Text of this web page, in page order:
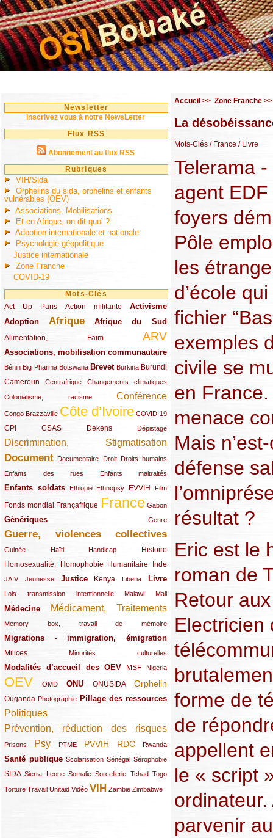
Newsletter
Inscrivez vous à notre NewsLetter
Flux RSS
Abonnement au flux RSS
Rubriques
VIH/Sida
Orphelins du sida, orphelins et enfants
vulnérables (OEV)
Associations, Mobilisations
Et en Afrique, on dit quoi ?
Adoption internationale et nationale
Psychologie géopolitique
Justice internationale
Zone Franche
COVID-19
Mots-Clés
Act Up Paris
(49/289) Action militante
(32/289) Activisme
(73/289)
Adoption
(82/289) Afrique
(161/289) Afrique du Sud
(73/289)
Alimentation, Faim
(48/289) ARV
(203/289)
Associations, mobilisation communautaire
(65/289)
Bénin
(13/289)Big Pharma
(16/289) Botswana
(9/289) Brevet
(83/289) Burkina
(18/289) Burundi
(30/289)
Cameroun
(47/289) Centrafrique
(23/289) Changements climatiques
(10/289)
Colonialisme, racisme
(19/289) Conférence
(118/289)
Congo Brazzaville
(24/289) Côte d’Ivoire
(263/289) COVID-19
(13/289)
CPI
(48/289) CSAS
(32/289) Dekens
(29/289) Dépistage
(19/289)
Discrimination, Stigmatisation
(131/289)
Document
(145/289) Documentaire
(9/289) Droit
(20/289) Droits humains
(22/289)
Enfants des rues
(21/289) Enfants maltraités
(10/289)
Enfants soldats
(68/289) Ethiopie
(12/289) Ethnopsy
(15/289) EVVIH
(55/289) Film
(22/289)
Fonds mondial
(48/289) Françafrique
(39/289) France
(289/289) Gabon
(12/289)
Génériques
(59/289) Genre
(22/289)
Guerre, violences collectives
(149/289)
Guinée
(12/289) Haïti
(15/289) Handicap
(10/289) Histoire
(49/289)
Homosexualité, Homophobie
(44/289) Humanitaire
(47/289) Inde
(34/289)
JAIV
(10/289)Jeunesse
(21/289) Justice
(65/289) Kenya
(35/289) Liberia
(25/289) Livre
(62/289)
Lois transmission intentionnelle
(24/289) Malawi
(11/289) Mali
(21/289)
Médecine
(62/289) Médicament, Traitements
(142/289)
Memory box, travail de mémoire
(11/289)
Migrations - immigration, émigration
(67/289)
Milices
(34/289) Minorités culturelles
(15/289)
Modalités d’accueil des OEV
(58/289) MSF
(54/289) Nigeria
(27/289)
OEV
(269/289) OMD
(26/289) ONU
(58/289) ONUSIDA
(44/289) Orphelin
(112/289)
Ouganda
(29/289) Photographie
(27/289) Pillage des ressources
(77/289)
Politiques
(120/289)
Prévention, réduction des risques
(131/289)
Prisons
(22/289) Psy
(119/289) PTME
(12/289) PVVIH
(111/289) RDC
(104/289) Rwanda
(23/289)
Santé publique
(59/289) Scolarisation
(9/289) Sénégal
(13/289) Sérophobie
(19/289)
SIDA
(29/289)Sierra Leone
(13/289) Somalie
(12/289) Sorcellerie
(19/289) Tchad
(10/289) Togo
(15/289)
Torture
(17/289)Travail
(21/289) Unitaid
(26/289) Vidéo
(23/289) VIH
(154/289) Zambie
(12/289) Zimbabwe
(21/289)
Accueil >> Zone Franche
La
Mots-Clés / France / Livre
Telerama
agent
foyers
Pôle
les
d’école
fichier
exemples
civile se
en France.
menace
Mais
défense
résultat ?
Eric est le
roman de
Retour
Electricien
forme de
de
appellent
le « script
parvenir